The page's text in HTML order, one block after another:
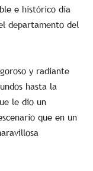
e histórico día
departamento del
y radiante
hasta la
le dio un
que en un